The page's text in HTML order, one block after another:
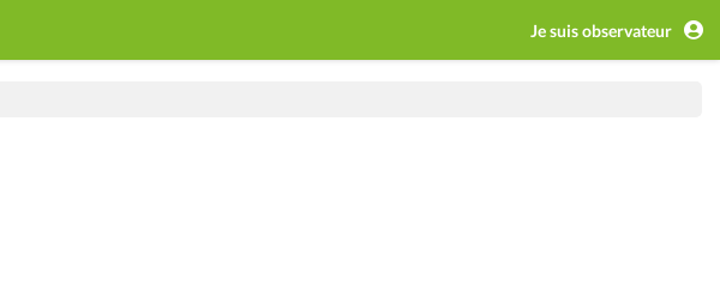
Je suis observateur